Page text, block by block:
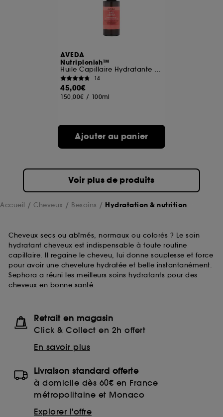
AVEDA
Nutriplenish™
Huile Capillaire Hydratante Multi-Usages
14
45,00€
150,00€ / 100ml
Ajouter au panier
Voir plus de produits
Accueil Cheveux Besoins Hydratation & nutrition
Cheveux secs ou abîmés, normaux ou colorés ? Le soin
hydratant cheveux est indispensable à toute routine
capillaire. Il regaine le cheveu, lui donne souplesse et force
pour avoir une chevelure hydratée et belle instantanément.
Sephora a réuni les meilleurs soins hydratants pour des
cheveux en bonne santé.
Retrait en magasin
Click & Collect en 2h offert
En savoir plus
Livraison standard offerte
à domicile dès 60€ en France
métropolitaine et Monaco
Explorer l'offre